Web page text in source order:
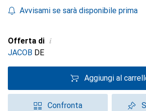
Avvisami se sarà disponibile prima
Offerta di i
JACOB DE
Aggiungi al
Confronta